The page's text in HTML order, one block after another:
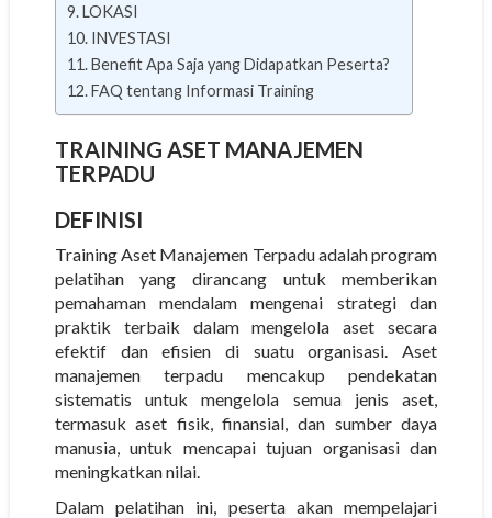
LOKASI
INVESTASI
Benefit Apa Saja yang Didapatkan Peserta?
FAQ tentang Informasi Training
TRAINING ASET MANAJEMEN
TERPADU
DEFINISI
Training Aset Manajemen Terpadu adalah program
pelatihan yang dirancang untuk memberikan
pemahaman mendalam mengenai strategi dan
praktik terbaik dalam mengelola aset secara
efektif dan efisien di suatu organisasi. Aset
manajemen terpadu mencakup pendekatan
sistematis untuk mengelola semua jenis aset,
termasuk aset fisik, finansial, dan sumber daya
manusia, untuk mencapai tujuan organisasi dan
meningkatkan nilai.
Dalam pelatihan ini, peserta akan mempelajari